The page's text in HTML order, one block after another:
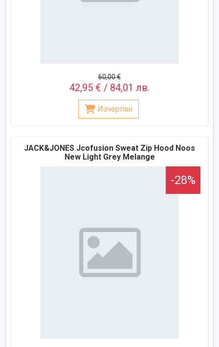
60,00 €
42,95 € / 84,01 лв.
Изчерпан
JACK&JONES Jcofusion Sweat Zip Hood Noos
New Light Grey Melange
-28%